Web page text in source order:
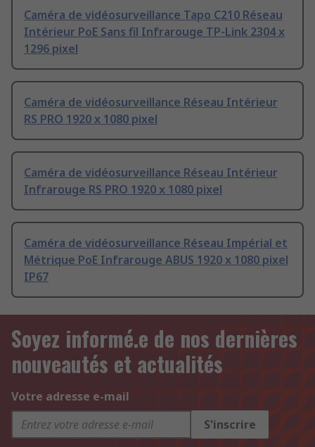
Caméra de vidéosurveillance Tapo C210 Réseau
Intérieur PoE Sans fil Infrarouge TP-Link 2304 x
1296 pixel
Caméra de vidéosurveillance Réseau Intérieur
RS PRO 1920 x 1080 pixel
Caméra de vidéosurveillance Réseau Intérieur
Infrarouge RS PRO 1920 x 1080 pixel
Caméra de vidéosurveillance Réseau Impérial et
Métrique PoE Infrarouge ABUS 1920 x 1080 pixel
IP67
Soyez informé.e de nos dernières
nouveautés et actualités
Votre adresse e-mail
S'inscrire